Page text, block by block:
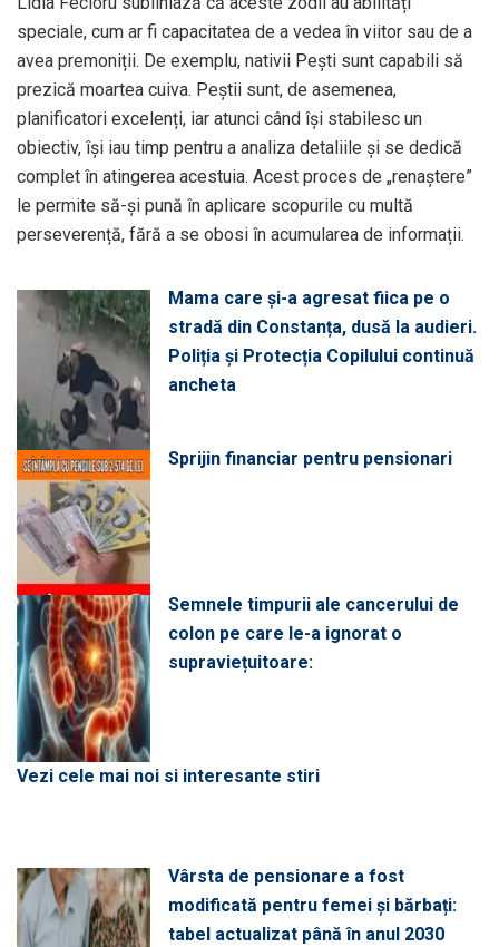
speciale, cum ar fi capacitatea de a vedea în viitor sau de a
avea premoniții. De exemplu, nativii Pești sunt capabili să
prezică moartea cuiva. Peștii sunt, de asemenea,
planificatori excelenți, iar atunci când își stabilesc un
obiectiv, își iau timp pentru a analiza detaliile și se dedică
complet în atingerea acestuia. Acest proces de „renaștere”
le permite să-și pună în aplicare scopurile cu multă
perseverență, fără a se obosi în acumularea de informații.
Mama care și-a agresat fiica pe o
stradă din Constanța, dusă la audieri.
Poliția și Protecția Copilului continuă
ancheta
Sprijin financiar pentru pensionari
Semnele timpurii ale cancerului de
colon pe care le-a ignorat o
supraviețuitoare:
Vezi cele mai noi si interesante stiri
Vârsta de pensionare a fost
modificată pentru femei și bărbați:
tabel actualizat până în anul 2030